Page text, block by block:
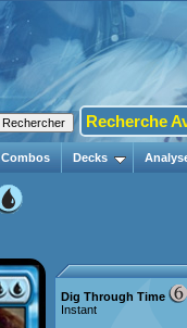
Recherche
Combos Decks
Dig Through Time
Instant